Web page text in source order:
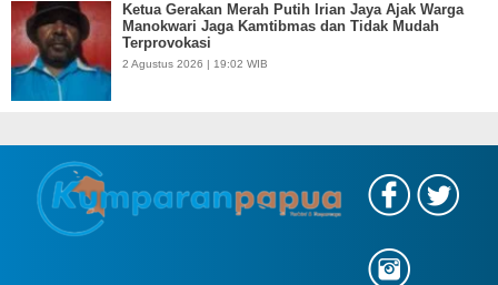
Ketua Gerakan Merah Putih Irian Jaya Ajak Warga
Manokwari Jaga Kamtibmas dan Tidak Mudah
Terprovokasi
2 Agustus 2026 | 19:02 WIB